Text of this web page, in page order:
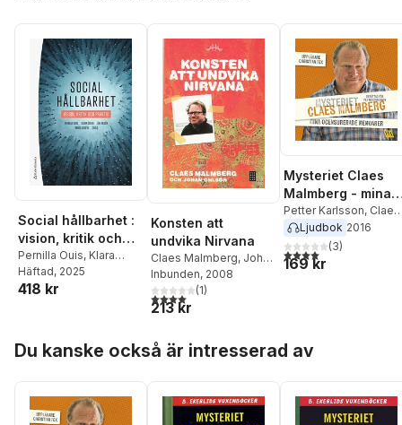
Social hållbarhet :
vision, kritik och
praktik
Pernilla Ouis, Klara
Öberg, Åke Nilsén
Marta Cuesta
Anna Isaksson,Carina
Malmberg,Sima Nurali
Wolgast,Miriam
Sahlström Negash
Häftad, 2025
418 kr
Konsten att
undvika Nirvana
Claes Malmberg, Johan
Ohlson
Inbunden, 2008
4,0utav 5 stjärnor. Totalt antal röster:
(1)
213 kr
Mysteriet Claes
Malmberg - mina
ocensurerade
memoarer
Petter Karlsson, Claes
Malmberg
Ljudbok 2016
4,0utav 5 stjärnor.
(3)
169 kr
Du kanske också är intresserad av